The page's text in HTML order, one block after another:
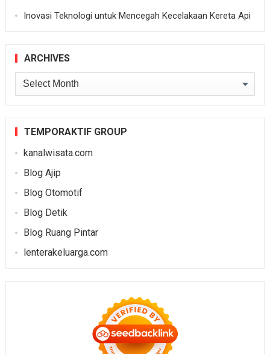
Inovasi Teknologi untuk Mencegah Kecelakaan Kereta Api
ARCHIVES
Archives
TEMPORAKTIF GROUP
kanalwisata.com
Blog Ajip
Blog Otomotif
Blog Detik
Blog Ruang Pintar
lenterakeluarga.com